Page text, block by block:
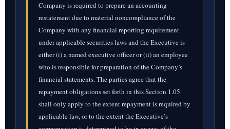
Company is required to prepare an accounting
restatement due to material noncompliance of the
Company with any financial reporting requirement
under applicable securities laws and the Executive is
either (i) a named executive officer or (ii) an employee
who is responsible for preparation of the Company’s
financial statements. The parties agree that the
repayment obligations set forth in this Section 1.05
shall only apply to the extent repayment is required by
applicable law, or to the extent the Executive’s